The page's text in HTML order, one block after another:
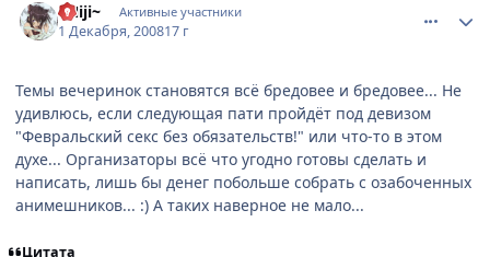
~Niji~ Активные участники
1 Декабря, 200817 г
Темы вечеринок становятся всё бредовее и бредовее... Не
удивлюсь, если следующая пати пройдёт под девизом
"Февральский секс без обязательств!" или что-то в этом
духе... Организаторы всё что угодно готовы сделать и
написать, лишь бы денег побольше собрать с озабоченных
анимешников... :) А таких наверное не мало...
Цитата